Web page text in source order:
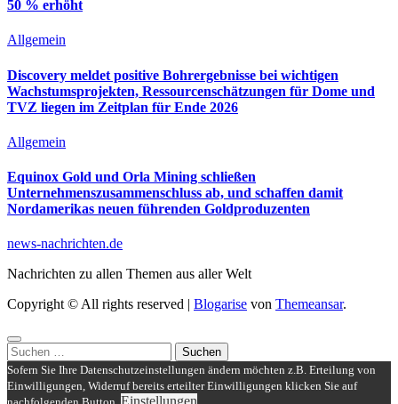
50 % erhöht
Allgemein
Discovery meldet positive Bohrergebnisse bei wichtigen
Wachstumsprojekten, Ressourcenschätzungen für Dome und
TVZ liegen im Zeitplan für Ende 2026
Allgemein
Equinox Gold und Orla Mining schließen
Unternehmenszusammenschluss ab, und schaffen damit
Nordamerikas neuen führenden Goldproduzenten
news-nachrichten.de
Nachrichten zu allen Themen aus aller Welt
Copyright © All rights reserved
Blogarise von Themeansar.
Suchen
nach:
Sofern Sie Ihre Datenschutzeinstellungen ändern möchten z.B. Erteilung von
Einwilligungen, Widerruf bereits erteilter Einwilligungen klicken Sie auf